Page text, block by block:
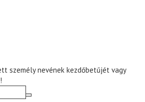
személy nevének kezdőbetűjét vagy